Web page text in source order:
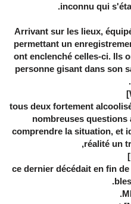
inconnu qui
3. Arrivant sur les lieux,
permettant un
ont enclenché celles-ci. Ils
personne gisant dans son
, tous deux fortement
nombreuses
comprendre la situation, et
réalité un
; ce dernier décédait en fin